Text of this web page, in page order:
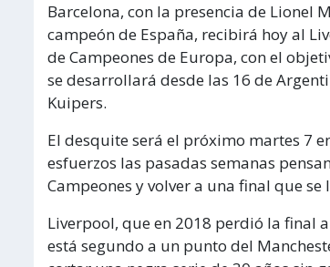
Barcelona, con la presencia de Lionel
campeón de España, recibirá hoy al
de Campeones de Europa, con el
se desarrollará desde las 16 de
Kuipers.
El desquite será el próximo martes 7
esfuerzos las pasadas semanas
Campeones y volver a una final que
Liverpool, que en 2018 perdió la final
está segundo a un punto del